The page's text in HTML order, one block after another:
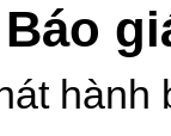
Báo
hành